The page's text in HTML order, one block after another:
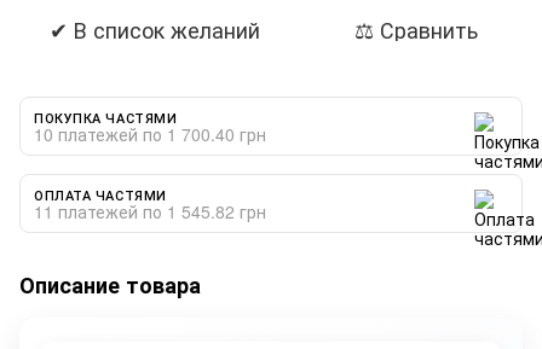
✔ В список желаний ⚖ Сравнить
ПОКУПКА ЧАСТЯМИ
10 платежей по 1 700.40 грн
ОПЛАТА ЧАСТЯМИ
11 платежей по 1 545.82 грн
Описание товара